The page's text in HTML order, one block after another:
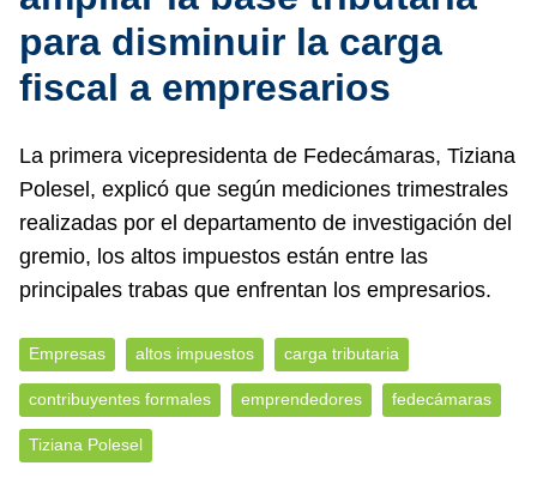
para disminuir la carga
fiscal a empresarios
La primera vicepresidenta de Fedecámaras, Tiziana
Polesel, explicó que según mediciones trimestrales
realizadas por el departamento de investigación del
gremio, los altos impuestos están entre las
principales trabas que enfrentan los empresarios.
Empresas altos impuestos carga tributaria
contribuyentes formales emprendedores fedecámaras
Tiziana Polesel